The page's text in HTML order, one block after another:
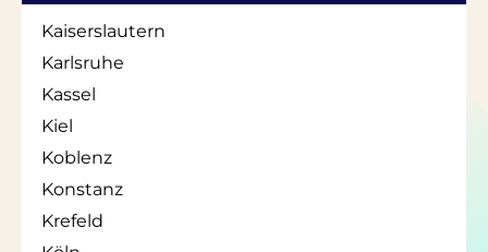
Kaiserslautern
Karlsruhe
Kassel
Kiel
Koblenz
Konstanz
Krefeld